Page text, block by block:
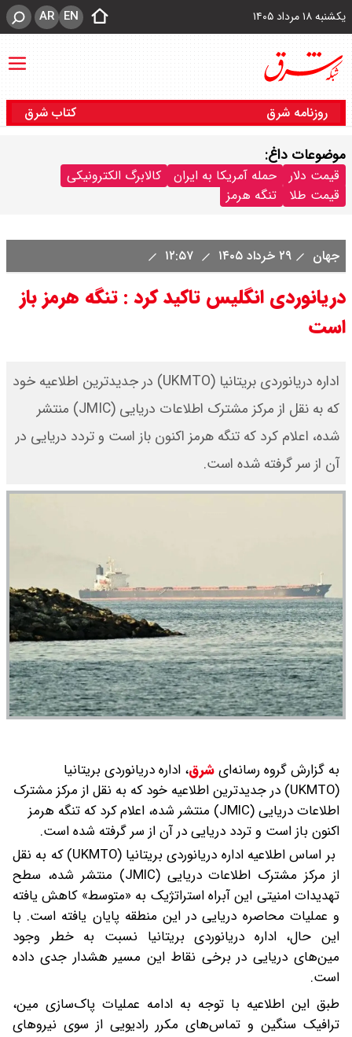
یکشنبه ۱۸ مرداد ۱۴۰۵ EN
AR
روزنامه شرق کتاب شرق
موضوعات داغ:
قیمت دلار حمله آمریکا به ایران
کالابرگ الکترونیکی
قیمت طلا
تنگه هرمز
جهان ۲۹ خرداد ۱۴۰۵
دریانوردی انگلیس تاکید کرد : تنگه هرمز باز
است
اداره دریانوردی بریتانیا (UKMTO) در جدیدترین اطلاعیه خود
که به نقل از مرکز مشترک اطلاعات دریایی (JMIC) منتشر
شده، اعلام کرد که تنگه هرمز اکنون باز است و تردد دریایی در
آن از سر گرفته شده است.
به گزارش گروه رسانه‌ایشرق، اداره دریانوردی بریتانیا
(UKMTO) در جدیدترین اطلاعیه خود که به نقل از مرکز مشترک
اطلاعات دریایی (JMIC) منتشر شده، اعلام کرد که تنگه هرمز
اکنون باز است و تردد دریایی در آن از سر گرفته شده است.
بر اساس اطلاعیه اداره دریانوردی بریتانیا (UKMTO) که به نقل
از مرکز مشترک اطلاعات دریایی (JMIC) منتشر شده، سطح
تهدیدات امنیتی این آبراه استراتژیک به «متوسط» کاهش یافته
و عملیات محاصره دریایی در این منطقه پایان یافته است. با
این حال، اداره دریانوردی بریتانیا نسبت به خطر وجود
مین‌های دریایی در برخی نقاط این مسیر هشدار جدی داده
است.
طبق این اطلاعیه با توجه به ادامه عملیات پاک‌سازی مین،
ترافیک سنگین و تماس‌های مکرر رادیویی از سوی نیروهای